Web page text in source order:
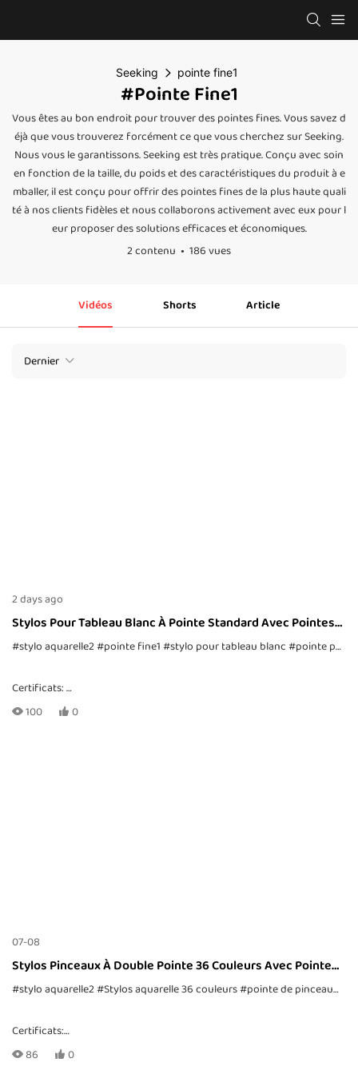
Seeking pointe fine1
#pointe Fine1
Vous êtes au bon endroit pour trouver des pointes fines. Vous savez d
éjà que vous trouverez forcément ce que vous cherchez sur Seeking.
Nous vous le garantissons. Seeking est très pratique. Conçu avec soin
en fonction de la taille, du poids et des caractéristiques du produit à e
mballer, il est conçu pour offrir des pointes fines de la plus haute quali
té à nos clients fidèles et nous collaborons activement avec eux pour l
eur proposer des solutions efficaces et économiques.
2 contenu
186 vues
Vidéos Shorts Article
Dernier
2 days ago
Stylos Pour Tableau Blanc À Pointe Standard Avec Pointes
Pointillées
#stylo aquarelle2#pointe fine1#stylo pour tableau blanc#pointe pointillée
Certificats:
CE, EN71-1, -2, -3, TRA, ASTM-D4236
Impression CMJN avec votre design personnalisé
Taille:
138*15 mm
100 0
07-08
Stylos Pinceaux À Double Pointe 36 Couleurs Avec Pointe
Pinceau Et Pointe Fine
#stylo aquarelle2#Stylos aquarelle 36 couleurs#pointe de pinceau
Certificats:
CE, EN71-1, -2, -3, TRA, ASTM-D4236
86 0